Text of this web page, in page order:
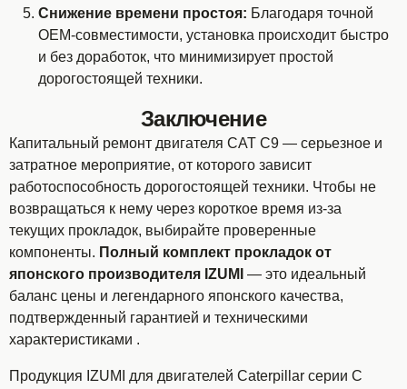
Снижение времени простоя: Благодаря точной
OEM-совместимости, установка происходит быстро
и без доработок, что минимизирует простой
дорогостоящей техники.
Заключение
Капитальный ремонт двигателя CAT C9 — серьезное и
затратное мероприятие, от которого зависит
работоспособность дорогостоящей техники. Чтобы не
возвращаться к нему через короткое время из-за
текущих прокладок, выбирайте проверенные
компоненты. Полный комплект прокладок от
японского производителя IZUMI — это идеальный
баланс цены и легендарного японского качества,
подтвержденный гарантией и техническими
характеристиками .
Продукция IZUMI для двигателей Caterpillar серии C